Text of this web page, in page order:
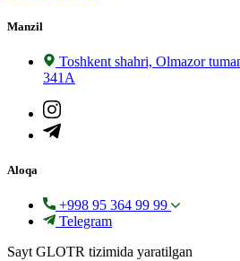
Manzil
Toshkent shahri, Olmazor
341A
Aloqa
+998 95 364 99 99
Telegram
Sayt GLOTR tizimida yaratilgan